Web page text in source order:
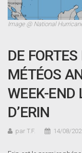
Image @ National
DE
MÉTÉOS
WEEK-END
D’ERIN
par T.F. 14/08/